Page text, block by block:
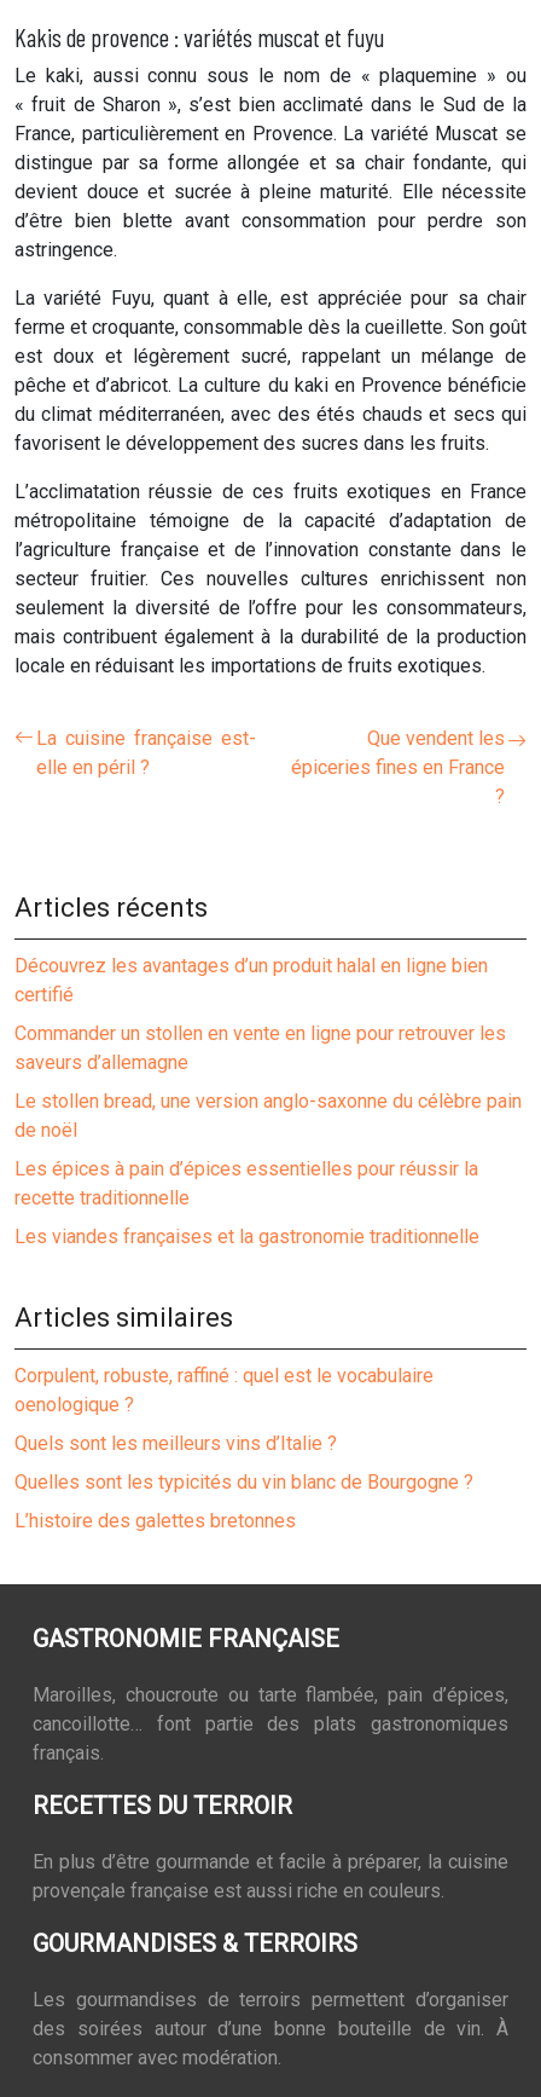
Kakis de provence : variétés muscat et fuyu
Le kaki, aussi connu sous le nom de « plaquemine » ou
« fruit de Sharon », s’est bien acclimaté dans le Sud de la
France, particulièrement en Provence. La variété Muscat se
distingue par sa forme allongée et sa chair fondante, qui
devient douce et sucrée à pleine maturité. Elle nécessite
d’être bien blette avant consommation pour perdre son
astringence.
La variété Fuyu, quant à elle, est appréciée pour sa chair
ferme et croquante, consommable dès la cueillette. Son goût
est doux et légèrement sucré, rappelant un mélange de
pêche et d’abricot. La culture du kaki en Provence bénéficie
du climat méditerranéen, avec des étés chauds et secs qui
favorisent le développement des sucres dans les fruits.
L’acclimatation réussie de ces fruits exotiques en France
métropolitaine témoigne de la capacité d’adaptation de
l’agriculture française et de l’innovation constante dans le
secteur fruitier. Ces nouvelles cultures enrichissent non
seulement la diversité de l’offre pour les consommateurs,
mais contribuent également à la durabilité de la production
locale en réduisant les importations de fruits exotiques.
La cuisine française est-
elle en péril ?
Que vendent les
épiceries fines en France
?
Articles récents
Découvrez les avantages d’un produit halal en ligne bien
certifié
Commander un stollen en vente en ligne pour retrouver les
saveurs d’allemagne
Le stollen bread, une version anglo-saxonne du célèbre pain
de noël
Les épices à pain d’épices essentielles pour réussir la
recette traditionnelle
Les viandes françaises et la gastronomie traditionnelle
Articles similaires
Corpulent, robuste, raffiné : quel est le vocabulaire
oenologique ?
Quels sont les meilleurs vins d’Italie ?
Quelles sont les typicités du vin blanc de Bourgogne ?
L’histoire des galettes bretonnes
GASTRONOMIE FRANÇAISE
Maroilles, choucroute ou tarte flambée, pain d’épices,
cancoillotte… font partie des plats gastronomiques
français.
RECETTES DU TERROIR
En plus d’être gourmande et facile à préparer, la cuisine
provençale française est aussi riche en couleurs.
GOURMANDISES & TERROIRS
Les gourmandises de terroirs permettent d’organiser
des soirées autour d’une bonne bouteille de vin. À
consommer avec modération.